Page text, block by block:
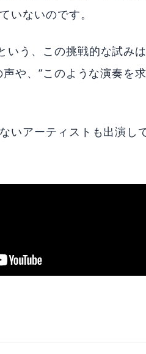
いないのです。
う、この挑戦的な試み
や、“このような演奏を
いアーティストも出演し